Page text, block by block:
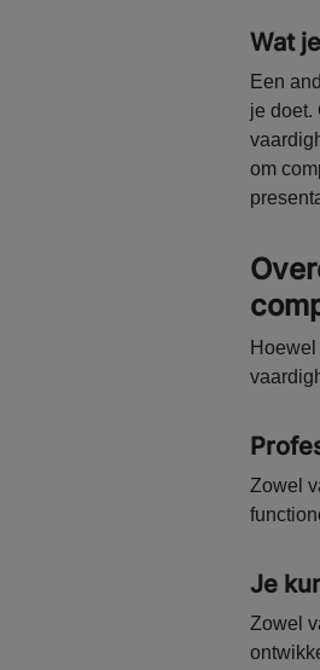
Wat
Een
je doet.
om
Zowel
Je
Zowel